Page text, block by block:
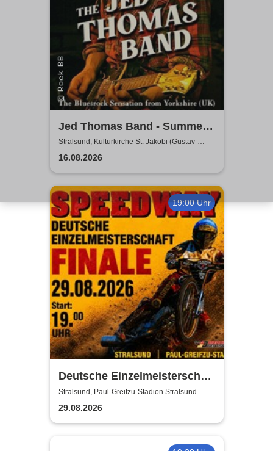
Jed Thomas Band - Summer
Tour 2026
Stralsund, Kulturkirche St. Jakobi (Gustav-
Adolf-Saal)
16.08.2026
19:00 Uhr
Deutsche Einzelmeisterschaft
Finale | MC Nordstern
Stralsund
Stralsund, Paul-Greifzu-Stadion Stralsund
29.08.2026